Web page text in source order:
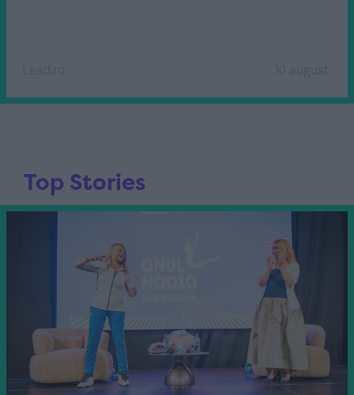
Top Stories